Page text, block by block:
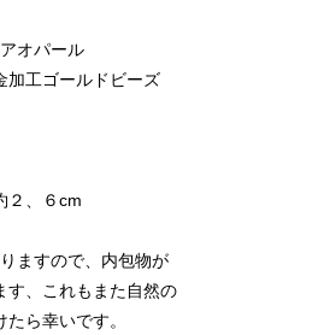
オパール
ゴールドビーズ
２、６cm
ますので、内包物が
、これもまた自然の
ら幸いです。